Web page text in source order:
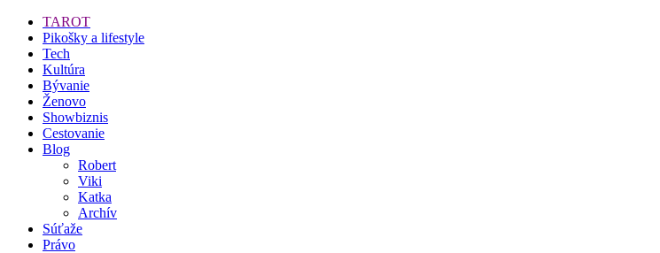
TAROT
Pikošky a lifestyle
Tech
Kultúra
Bývanie
Ženovo
Showbiznis
Cestovanie
Blog
Robert
Viki
Katka
Archív
Súťaže
Právo